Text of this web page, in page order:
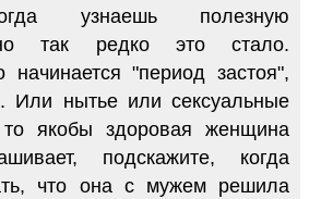
узнаешь полезную
так редко это стало.
начинается "период застоя",
Или нытье или сексуальные
якобы здоровая женщина
подскажите, когда
что она с мужем решила